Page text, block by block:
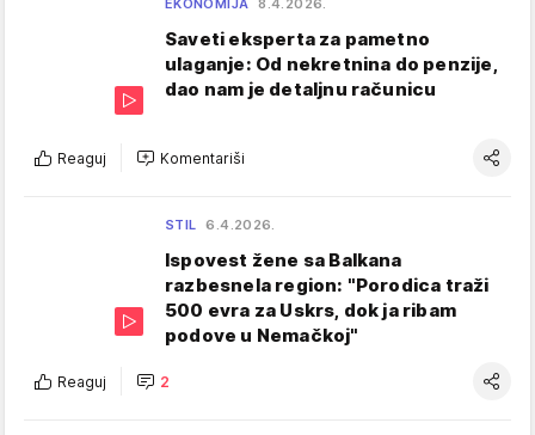
EKONOMIJA 8.4.2026.
Saveti eksperta za pametno
ulaganje: Od nekretnina do penzije,
dao nam je detaljnu računicu
Reaguj Komentariši
STIL 6.4.2026.
Ispovest žene sa Balkana
razbesnela region: "Porodica traži
500 evra za Uskrs, dok ja ribam
podove u Nemačkoj"
Reaguj 2